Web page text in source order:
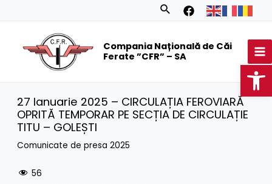
Search
Compania Națională de Căi
Ferate ”CFR” – SA
27 Ianuarie 2025 – CIRCULAȚIA FEROVIARĂ
OPRITĂ TEMPORAR PE SECȚIA DE CIRCULAȚIE
TITU – GOLEȘTI
Comunicate de presa 2025
56